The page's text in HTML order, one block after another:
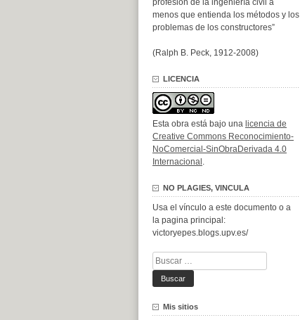
profesión de la ingeniería civil a
menos que entienda los métodos y los
problemas de los constructores”
(Ralph B. Peck, 1912-2008)
LICENCIA
Esta obra está bajo una licencia de
Creative Commons Reconocimiento-
NoComercial-SinObraDerivada 4.0
Internacional .
NO PLAGIES, VINCULA
Usa el vínculo a este documento o a
la pagina principal:
victoryepes.blogs.upv.es/
Buscar:
Mis sitios